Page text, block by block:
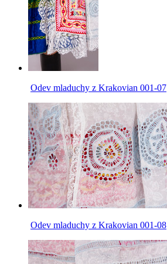
Odev mladuchy z Krakovian 001-07
Odev mladuchy z Krakovian 001-08